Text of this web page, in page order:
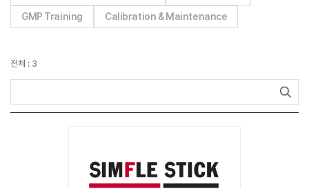
GMP Training Calibration & Maintenance
전체 : 3